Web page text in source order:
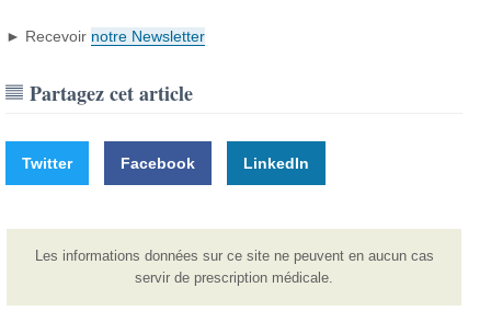
► Recevoir notre Newsletter
Partagez cet article
Twitter Facebook LinkedIn
Les informations données sur ce site ne peuvent en aucun cas
servir de prescription médicale.